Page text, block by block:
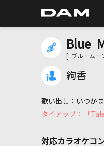
Blue
[ ブルームー
絢香
いつか
「
対応カラオケコ